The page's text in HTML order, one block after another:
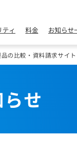
ィ 料金 お知らせ
の比較・資料請求サイ
せ